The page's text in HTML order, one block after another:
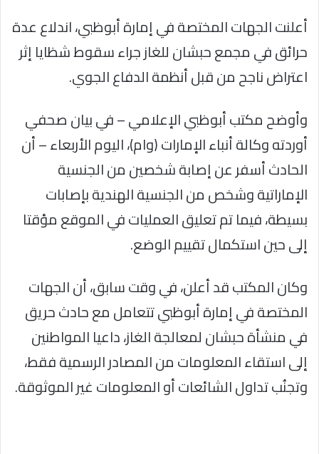
أعلنت الجهات المختصة في إمارة أبوظبي، اندلاع عدة
حرائق في مجمع حبشان للغاز جراء سقوط شظايا إثر
اعتراض ناجح من قبل أنظمة الدفاع الجوي.
وأوضح مكتب أبوظبي الإعلامي – في بيان صحفي
أوردته وكالة أنباء الإمارات (وام)، اليوم الأربعاء – أن
الحادث أسفر عن إصابة شخصين من الجنسية
الإماراتية وشخص من الجنسية الهندية بإصابات
بسيطة، فيما تم تعليق العمليات في الموقع مؤقتا
إلى حين استكمال تقييم الوضع.
وكان المكتب قد أعلن، في وقت سابق، أن الجهات
المختصة في إمارة أبوظبي تتعامل مع حادث حريق
في منشأة حبشان لمعالجة الغاز، داعيا المواطنين
إلى استقاء المعلومات من المصادر الرسمية فقط،
وتجنُب تداول الشائعات أو المعلومات غير الموثوقة.